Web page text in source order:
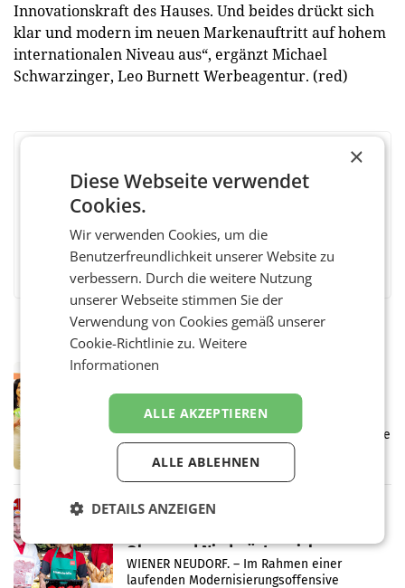
Innovationskraft des Hauses. Und beides drückt sich
klar und modern im neuen Markenauftritt auf hohem
internationalen Niveau aus“, ergänzt Michael
Schwarzinger, Leo Burnett Werbeagentur. (red)
FacebookTwitterMessengerWhatsAppLinkedInXING Teilen
RETAIL
Eine Bühne für Zirkularität: ARA und
Müller informieren am POS über
Kreislauffähigkeit
Über den gesamten August hinweg rücken die
Altstoff Recycling Austria AG (ARA) und der
Handelskonzern Müller die Initiative
„Kreislauf-Helden“ in allen österreichischen
RETAIL
Ober- und Niederösterreich
WIENER NEUDORF. – Im Rahmen einer
laufenden Modernisierungsoffensive
×
Diese Webseite verwendet
Cookies.
Wir verwenden Cookies, um die
Benutzerfreundlichkeit unserer Website zu
verbessern. Durch die weitere Nutzung
unserer Webseite stimmen Sie der
Verwendung von Cookies gemäß unserer
Cookie-Richtlinie zu.Weitere
Informationen
ALLE AKZEPTIEREN
ALLE ABLEHNEN
DETAILS ANZEIGEN